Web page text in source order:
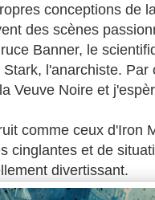
conceptions de
des scènes
Banner, le
l'anarchiste. Par
Veuve Noire et
comme ceux d'Iron
cinglantes et de
divertissant.